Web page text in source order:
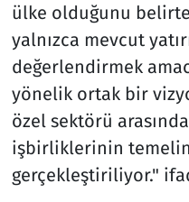
ülke olduğunu
yalnızca mevcut
değerlendirmek
yönelik ortak bir
özel sektörü
işbirliklerinin
gerçekleştiriliyor."